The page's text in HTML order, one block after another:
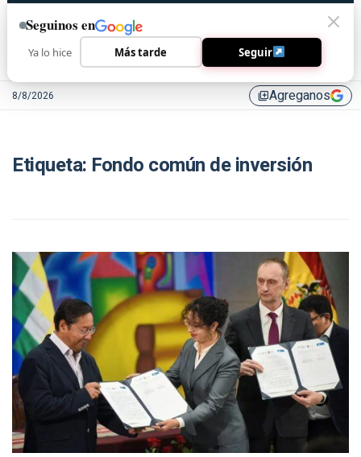
8/8/2026 library_addAgreganos
Etiqueta: Fondo común de inversión
Seguinos en
Ya lo hice Más tarde Seguir